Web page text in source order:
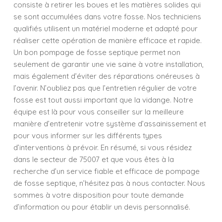
consiste à retirer les boues et les matières solides qui
se sont accumulées dans votre fosse. Nos techniciens
qualifiés utilisent un matériel moderne et adapté pour
réaliser cette opération de manière efficace et rapide.
Un bon pompage de fosse septique permet non
seulement de garantir une vie saine à votre installation,
mais également d’éviter des réparations onéreuses à
l’avenir. N’oubliez pas que l’entretien régulier de votre
fosse est tout aussi important que la vidange. Notre
équipe est là pour vous conseiller sur la meilleure
manière d’entretenir votre système d’assainissement et
pour vous informer sur les différents types
d’interventions à prévoir. En résumé, si vous résidez
dans le secteur de 75007 et que vous êtes à la
recherche d’un service fiable et efficace de pompage
de fosse septique, n’hésitez pas à nous contacter. Nous
sommes à votre disposition pour toute demande
d’information ou pour établir un devis personnalisé.